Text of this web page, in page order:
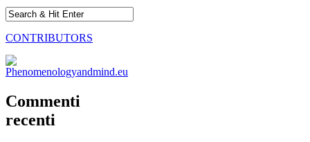
CONTRIBUTORS
Commenti
recenti